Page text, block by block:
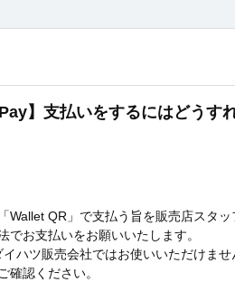
】支払いをするにはどうす
Wallet QR」で支払う旨を販売店スタ
でお支払いをお願いいたします。
ハツ販売会社ではお使いいただけませ
確認ください。